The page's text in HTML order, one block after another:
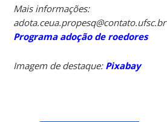
Mais informações:
adota.ceua.propesq@contato.ufsc.br
Programa adoção de roedores
Imagem de destaque: Pixabay